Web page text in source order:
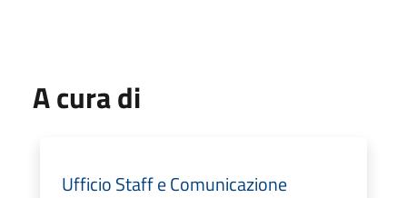
A cura di
Ufficio Staff e Comunicazione